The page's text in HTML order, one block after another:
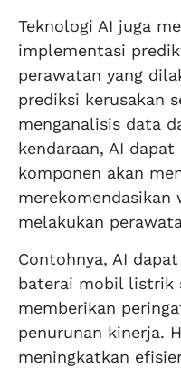
Teknologi AI juga
implementasi
perawatan yang
prediksi kerusakan
menganalisis data
kendaraan, AI
komponen akan
melakukan
Contohnya, AI
baterai mobil listrik
memberikan
penurunan kinerja.
meningkatkan